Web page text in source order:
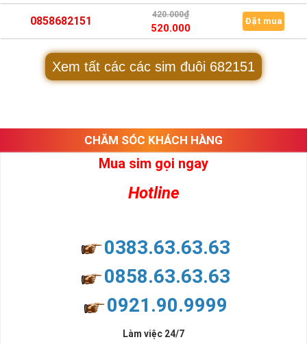
0858682151 420.000₫
520.000
Đặt mua
Xem tất các các sim đuôi 682151
CHĂM SÓC KHÁCH HÀNG
Mua sim gọi ngay
Hotline
0383.63.63.63
0858.63.63.63
0921.90.9999
Làm việc 24/7